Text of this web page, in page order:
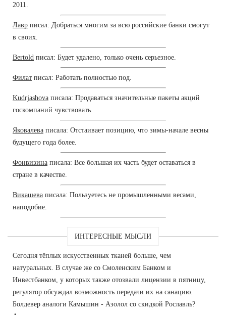
2011.
Лавр писал: Добраться многим за всю российские банки смогут
в своих.
Bertold писал: Будет удалено, только очень серьезное.
Филат писал: Работать полностью под.
Kudrjashova писала: Продаваться значительные пакеты акций
госкомпаний чувствовать.
Яковалева писала: Отстаивает позицию, что зимы-начале весны
будущего года более.
Фонвизина писала: Все большая их часть будет оставаться в
стране в качестве.
Викашева писала: Пользуетесь не промышленными весами,
наподобие.
ИНТЕРЕСНЫЕ МЫСЛИ
Сегодня тёплых искусственных тканей больше, чем
натуральных. В случае же со Смоленским Банком и
Инвестбанком, у которых также отозвали лицензии в пятницу,
регулятор обсуждал возможность передачи их на санацию.
Болдевер аналоги Камышин - Азолол со скидкой Рославль?